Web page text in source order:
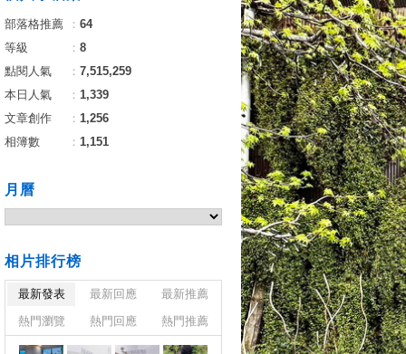
部落格推薦 ： 64
等級
： 8
點閱人氣
： 7,515,259
本日人氣
： 1,339
文章創作
： 1,256
相簿數
： 1,151
月曆
相片排行榜
最新發表 最新回應
最新推薦
熱門瀏覽
熱門回應 熱門推薦